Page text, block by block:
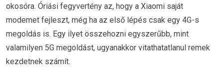
okosóra. Óriási fegyvertény az, hogy a Xiaomi saját
modemet fejleszt, még ha az első lépés csak egy 4G-s
megoldás is. Egy ilyet összehozni egyszerűbb, mint
valamilyen 5G megoldást, ugyanakkor vitathatatlanul remek
kezdetnek számít.